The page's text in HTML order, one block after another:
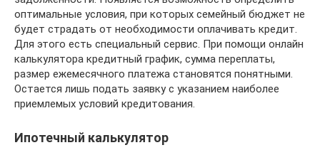
оптимальные условия, при которых семейный бюджет не
будет страдать от необходимости оплачивать кредит.
Для этого есть специальный сервис. При помощи онлайн
калькулятора кредитный график, сумма переплаты,
размер ежемесячного платежа становятся понятными.
Остается лишь подать заявку с указанием наиболее
приемлемых условий кредитования.
Ипотечный калькулятор